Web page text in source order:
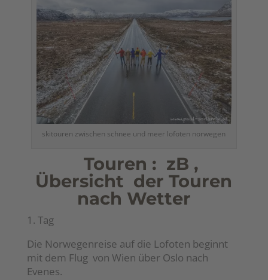
skitouren zwischen schnee und meer lofoten norwegen
Touren : zB ,
Übersicht der Touren
nach Wetter
1. Tag
Die Norwegenreise auf die Lofoten beginnt
mit dem Flug von Wien über Oslo nach
Evenes.